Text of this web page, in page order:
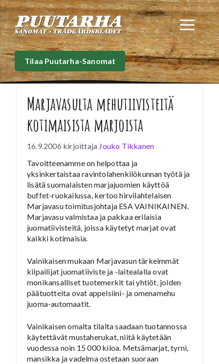
Siirry
sisältöön
Tilaa Puutarha-Sanomat
Marjavasulta mehutiivisteitä
kotimaisista marjoista
16.9.2006 kirjoittaja Jouko Tikkanen
Tavoitteenamme on helpottaa ja
yksinkertaistaa ravintolahenkilökunnan työtä ja
lisätä suomalaisten marjajuomien käyttöä
buffet-ruokailussa, kertoo hirvilahtelaisen
Marjavasu toimitusjohtaja ESA VAINIKAINEN.
Marjavasu valmistaa ja pakkaa erilaisia
juomatiivisteitä, joissa käytetyt marjat ovat
kaikki kotimaisia.
Vainikaisen mukaan Marjavasun tärkeimmät
kilpailijat juomatiiviste ja -laitealalla ovat
monikansalliset tuotemerkit tai yhtiöt, joiden
päätuotteita ovat appelsiini- ja omenamehu
juoma-automaatit.
Vainikaisen omalta tilalta saadaan tuotannossa
käytettävät mustaherukat, niitä käytetään
vuodessa noin 15 000 kiloa. Metsämarjat, tyrni,
mansikka ja vadelma ostetaan suoraan